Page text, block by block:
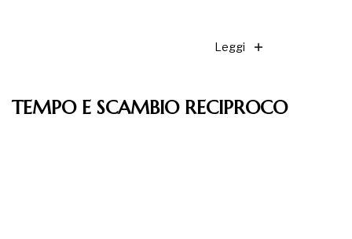
Leggi
TEMPO E SCAMBIO RECIPROCO